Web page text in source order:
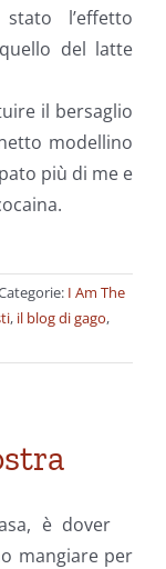
l’effetto
del latte
il bersaglio
modellino
più di me e
I Am The
, il blog di gago,
è dover
mangiare per